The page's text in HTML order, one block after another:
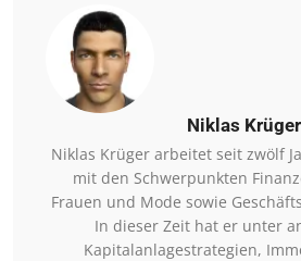
Niklas Krüger
Niklas Krüger arbeitet seit zwölf
mit den Schwerpunkten
Frauen und Mode sowie
In dieser Zeit hat er unter
Kapitalanlagestrategien,